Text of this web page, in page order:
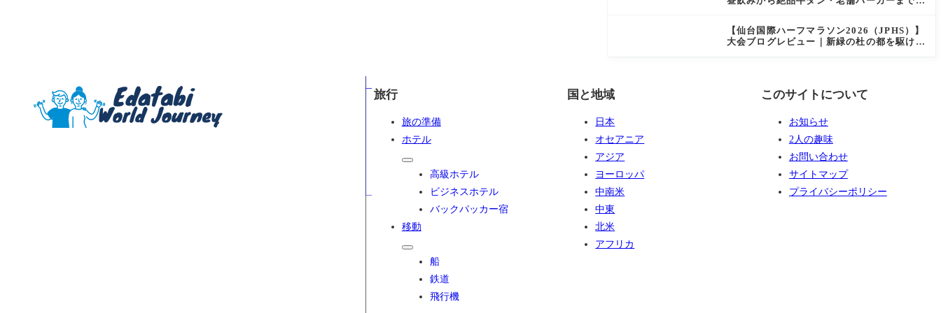
【仙台国際ハーフマラソン2026（JPHS）】
大会ブログレビュー｜新緑の杜の都を駆け抜
旅行
旅の準備
ホテル
高級ホテル
ビジネスホテル
バックパッカー宿
移動
船
鉄道
飛行機
国と地域
日本
オセアニア
アジア
ヨーロッパ
中南米
中東
北米
アフリカ
このサイトについて
お知らせ
2人の趣味
お問い合わせ
サイトマップ
プライバシーポリシー